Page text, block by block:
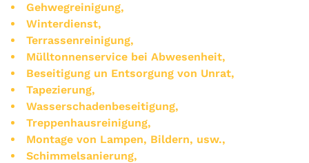
Gehwegreinigung,
Winterdienst,
Terrassenreinigung,
Mülltonnenservice bei Abwesenheit,
Beseitigung un Entsorgung von Unrat,
Tapezierung,
Wasserschadenbeseitigung,
Treppenhausreinigung,
Montage von Lampen, Bildern, usw.,
Schimmelsanierung,